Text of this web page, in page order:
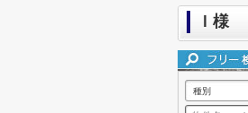
Ｉ様
種別